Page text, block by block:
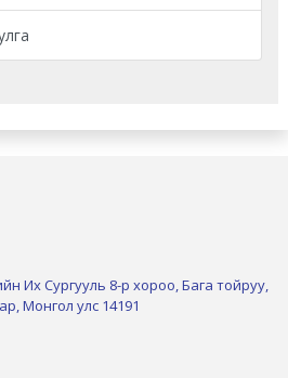
Их Сургууль 8-р хороо, Бага тойруу,
Монгол улс 14191